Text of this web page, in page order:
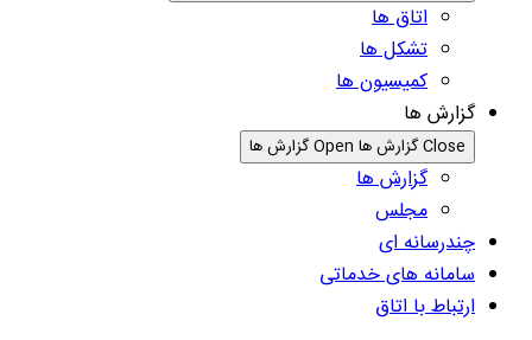
اتاق ها
تشکل ها
کمیسیون ها
گزارش ها
Close گزارش ها Open گزارش ها
گزارش ها
مجلس
چندرسانه ای
سامانه های خدماتی
ارتباط با اتاق